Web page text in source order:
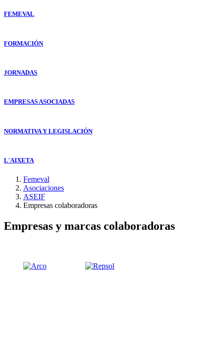
FEMEVAL
FORMACIÓN
JORNADAS
EMPRESAS ASOCIADAS
NORMATIVA Y LEGISLACIÓN
L'AIXETA
Femeval
Asociaciones
ASEIF
Empresas colaboradoras
Empresas y marcas colaboradoras